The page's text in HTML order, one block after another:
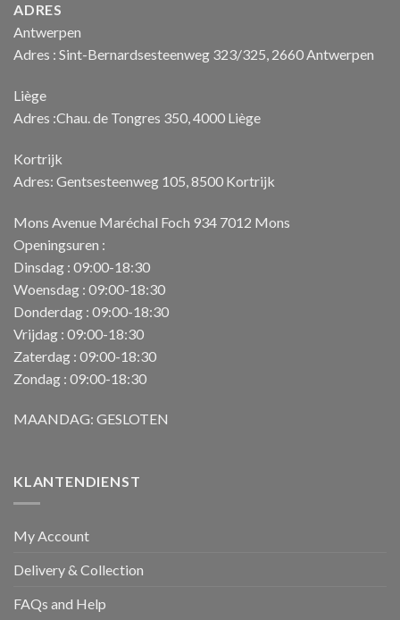
ADRES
Antwerpen
Adres : Sint-Bernardsesteenweg 323/325, 2660 Antwerpen
Liège
Adres :Chau. de Tongres 350, 4000 Liège
Kortrijk
Adres: Gentsesteenweg 105, 8500 Kortrijk
Mons Avenue Maréchal Foch 934 7012 Mons
Openingsuren :
Dinsdag : 09:00-18:30
Woensdag : 09:00-18:30
Donderdag : 09:00-18:30
Vrijdag : 09:00-18:30
Zaterdag : 09:00-18:30
Zondag : 09:00-18:30
MAANDAG: GESLOTEN
KLANTENDIENST
My Account
Delivery & Collection
FAQs and Help